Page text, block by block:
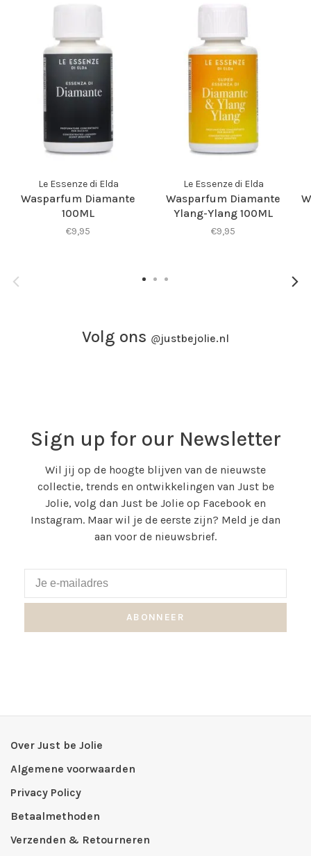
Le Essenze di Elda
Wasparfum Diamante
100ML
€9,95
Le Essenze di Elda
Wasparfum Diamante
Ylang-Ylang 100ML
€9,95
Volg ons @justbejolie.nl
Sign up for our Newsletter
Wil jij op de hoogte blijven van de nieuwste
collectie, trends en ontwikkelingen van Just be
Jolie, volg dan Just be Jolie op Facebook en
Instagram. Maar wil je de eerste zijn? Meld je dan
aan voor de nieuwsbrief.
ABONNEER
Over Just be Jolie
Algemene voorwaarden
Privacy Policy
Betaalmethoden
Verzenden & Retourneren